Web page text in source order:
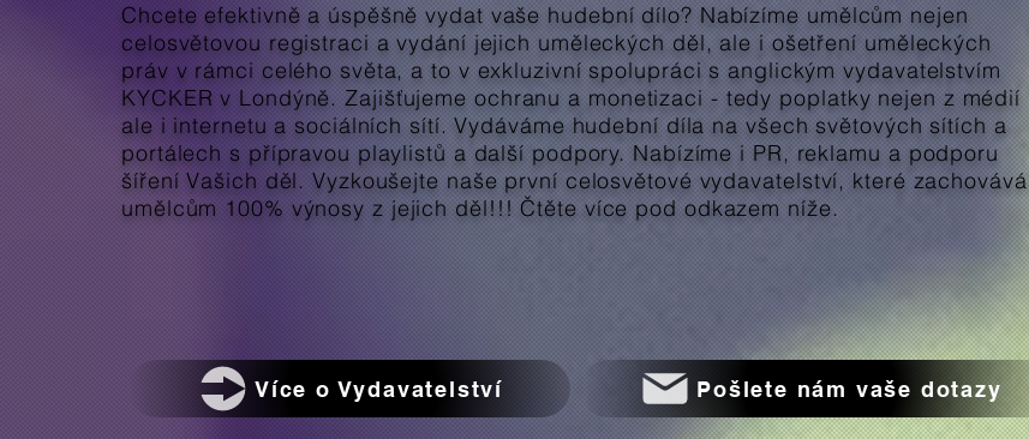
Chcete efektivně a úspěšně vydat vaše hudební dílo? Nabízíme umělcům nejen
celosvětovou registraci a vydání jejich uměleckých děl, ale i ošetření uměleckých
práv v rámci celého světa, a to v exkluzivní spolupráci s anglickým vydavatelstvím
KYCKER v Londýně. Zajišťujeme ochranu a monetizaci - tedy poplatky nejen z médií
ale i internetu a sociálních sítí. Vydáváme hudební díla na všech světových sítích a
portálech s přípravou playlistů a další podpory. Nabízíme i PR, reklamu a podporu
šíření Vašich děl. Vyzkoušejte naše první celosvětové vydavatelství, které zachovává
umělcům 100% výnosy z jejich děl!!! Čtěte více pod odkazem níže.
Více o Vydavatelství Pošlete nám vaše dotazy